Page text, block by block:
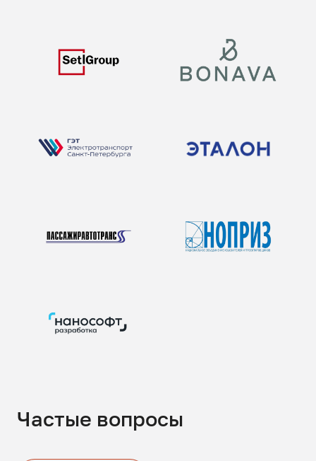
Частые вопросы